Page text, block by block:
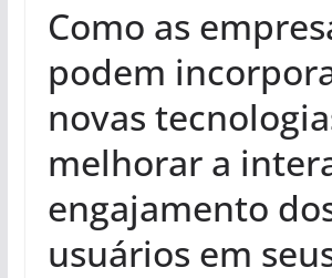
Como as
podem
novas
melhorar a
engajamento
usuários em